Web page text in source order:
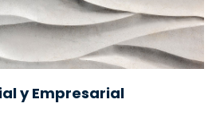
y Empresarial